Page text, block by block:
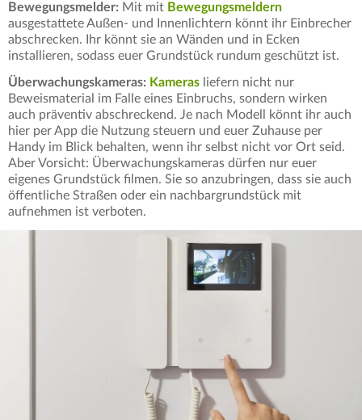
Bewegungsmelder: Mit mit Bewegungsmeldern
ausgestattete Außen- und Innenlichtern könnt ihr Einbrecher
abschrecken. Ihr könnt sie an Wänden und in Ecken
installieren, sodass euer Grundstück rundum geschützt ist.
Überwachungskameras: Kameras liefern nicht nur
Beweismaterial im Falle eines Einbruchs, sondern wirken
auch präventiv abschreckend. Je nach Modell könnt ihr auch
hier per App die Nutzung steuern und euer Zuhause per
Handy im Blick behalten, wenn ihr selbst nicht vor Ort seid.
Aber Vorsicht: Überwachungskameras dürfen nur euer
eigenes Grundstück filmen. Sie so anzubringen, dass sie auch
öffentliche Straßen oder ein nachbargrundstück mit
aufnehmen ist verboten.